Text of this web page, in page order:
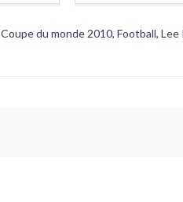
Coupe du monde 2010, Football, Lee